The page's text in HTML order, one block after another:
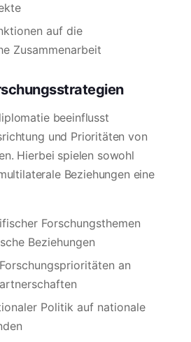
auf die
Zusammenarbeit
beeinflusst
und Prioritäten von
Hierbei spielen sowohl
Beziehungen eine
Forschungsthemen
Beziehungen
an
Politik auf nationale